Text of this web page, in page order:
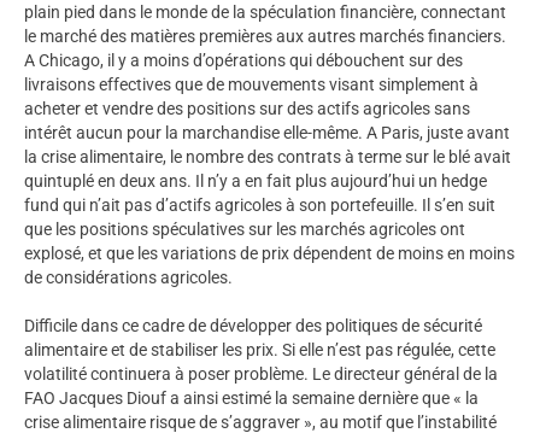
plain pied dans le monde de la spéculation financière, connectant
le marché des matières premières aux autres marchés financiers.
A Chicago, il y a moins d’opérations qui débouchent sur des
livraisons effectives que de mouvements visant simplement à
acheter et vendre des positions sur des actifs agricoles sans
intérêt aucun pour la marchandise elle-même. A Paris, juste avant
la crise alimentaire, le nombre des contrats à terme sur le blé avait
quintuplé en deux ans. Il n’y a en fait plus aujourd’hui un hedge
fund qui n’ait pas d’actifs agricoles à son portefeuille. Il s’en suit
que les positions spéculatives sur les marchés agricoles ont
explosé, et que les variations de prix dépendent de moins en moins
de considérations agricoles.
Difficile dans ce cadre de développer des politiques de sécurité
alimentaire et de stabiliser les prix. Si elle n’est pas régulée, cette
volatilité continuera à poser problème. Le directeur général de la
FAO Jacques Diouf a ainsi estimé la semaine dernière que « la
crise alimentaire risque de s’aggraver », au motif que l’instabilité